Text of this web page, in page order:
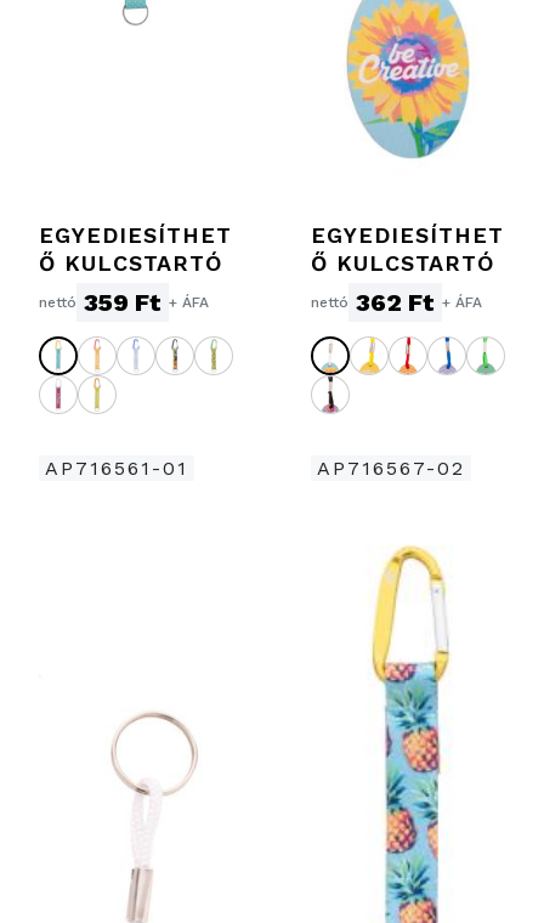
EGYEDIESÍTHET
Ő KULCSTARTÓ
nettó 359 Ft + ÁFA
EGYEDIESÍTHET
Ő KULCSTARTÓ
nettó 362 Ft + ÁFA
AP716561-01 AP716567-02